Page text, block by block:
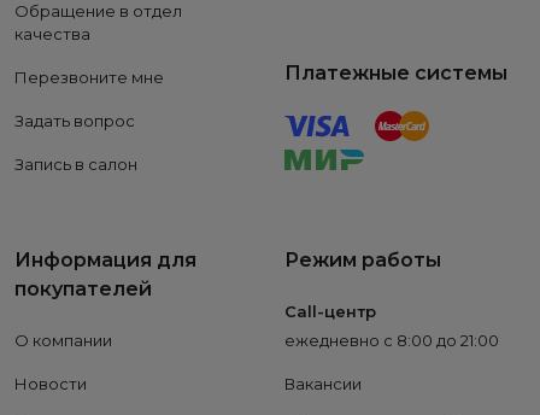
Обращение в отдел
качества
Перезвоните мне
Задать вопрос
Запись в салон
Платежные системы
Информация для
покупателей
О компании
Новости
Режим работы
Call-центр
ежедневно с 8:00 до 21:00
Вакансии